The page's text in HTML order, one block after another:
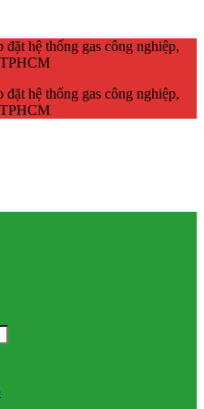
hệ thống gas công nghiệp,
TPHCM
hệ thống gas công nghiệp,
TPHCM